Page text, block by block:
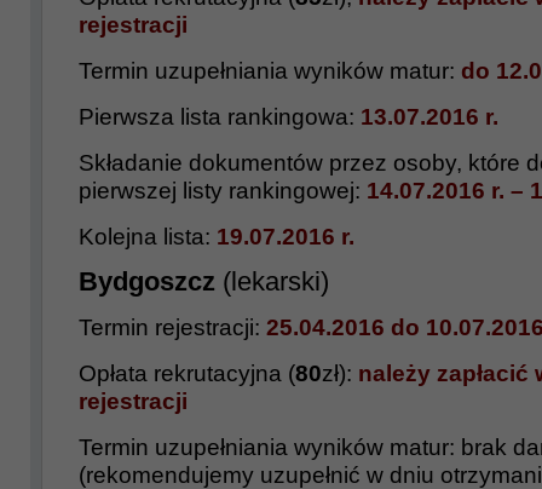
rejestracji
Termin uzupełniania wyników matur: do
Pierwsza lista rankingowa: 13.07.2016 r.
Składanie dokumentów przez osoby, które
pierwszej listy rankingowej: 14.07.2016 r. –
Kolejna lista: 19.07.2016 r.
Bydgoszcz (lekarski)
Termin rejestracji: 25.04.2016 do
Opłata rekrutacyjna (80zł): należy zapłacić
rejestracji
Termin uzupełniania wyników matur: brak
(rekomendujemy uzupełnić w dniu